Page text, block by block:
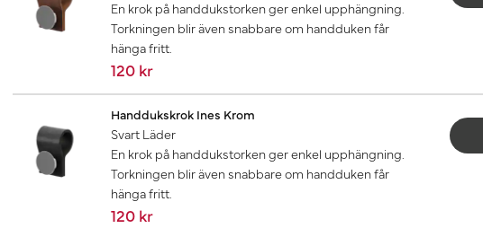
En krok på handdukstorken ger enkel upphängning.
Torkningen blir även snabbare om handduken får
hänga fritt.
120 kr
Handdukskrok Ines Krom
Svart Läder
En krok på handdukstorken ger enkel upphängning.
Torkningen blir även snabbare om handduken får
hänga fritt.
120 kr